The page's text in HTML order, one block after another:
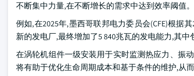
不断集中力量,在不断增长的需求中达到效率阈值。
例如,在2025年,墨西哥联邦电力委员会(CFE)根据
新的发电厂,最终增加了5 840兆瓦的发电能力,其
在涡轮机组件一级安装用于实时监测热应力、振
将有助于优化生命周期成本和基于条件的维护,从